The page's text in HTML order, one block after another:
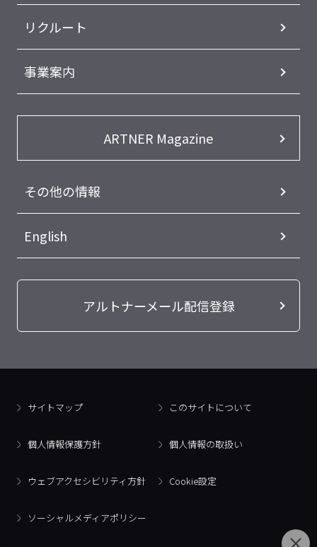
リクルート
事業案内
ARTNER Magazine
その他の情報
English
アルトナーメール配信登録
サイトマップ このサイトについて
個人情報保護方針 個人情報の取扱い
ウェブアクセシビリティ方針 Cookie設定
ソーシャルメディアポリシー